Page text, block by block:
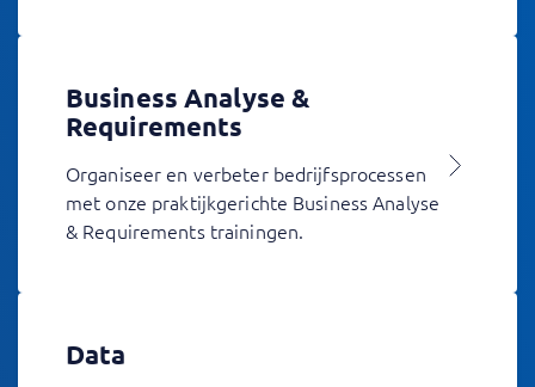
Business Analyse &
Requirements
Organiseer en verbeter bedrijfsprocessen
met onze praktijkgerichte Business Analyse
& Requirements trainingen.
Data